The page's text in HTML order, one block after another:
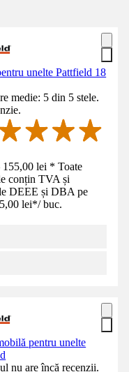
unelte Pattfield 18
medie: 5 din 5 stele.
lei * Toate
conțin TVA și
DEEE și DBA pe
lei*/ buc.
pentru unelte
nu are încă recenzii.